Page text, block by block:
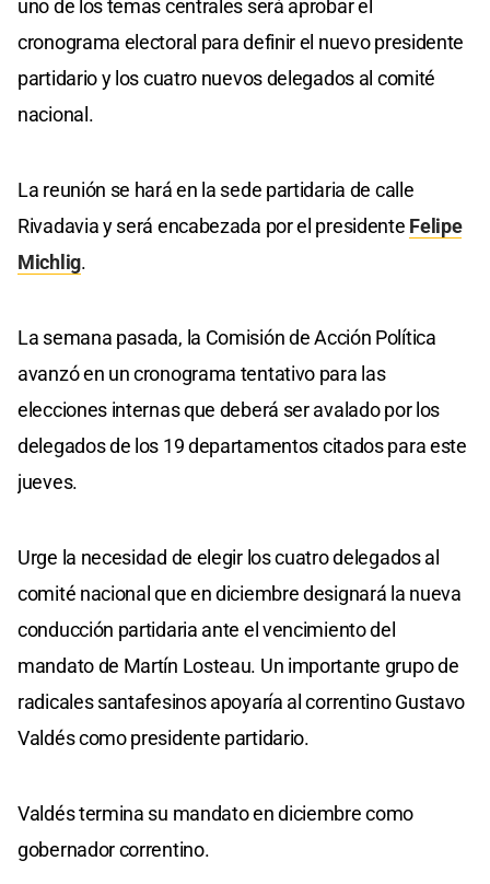
uno de los temas centrales será aprobar el
cronograma electoral para definir el nuevo presidente
partidario y los cuatro nuevos delegados al comité
nacional.
La reunión se hará en la sede partidaria de calle
Rivadavia y será encabezada por el presidente Felipe
Michlig.
La semana pasada, la Comisión de Acción Política
avanzó en un cronograma tentativo para las
elecciones internas que deberá ser avalado por los
delegados de los 19 departamentos citados para este
jueves.
Urge la necesidad de elegir los cuatro delegados al
comité nacional que en diciembre designará la nueva
conducción partidaria ante el vencimiento del
mandato de Martín Losteau. Un importante grupo de
radicales santafesinos apoyaría al correntino Gustavo
Valdés como presidente partidario.
Valdés termina su mandato en diciembre como
gobernador correntino.